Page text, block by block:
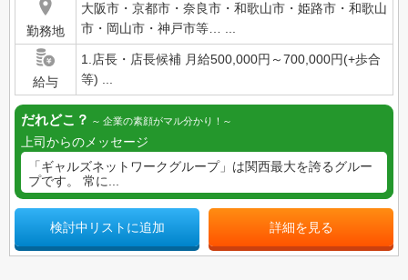
勤務地
大阪市・京都市・奈良市・和歌山市・姫路市・和歌山
市・岡山市・神戸市等… ...
給与
1.店長・店長候補 月給500,000円～700,000円(+歩合
等) ...
だれどこ？ 企業の素顔がマル分かり！
上司からのメッセージ
「ギャルズネットワークグループ」は関西最大を誇るグルー
プです。 常に...
検討中リストに追加 詳細を見る